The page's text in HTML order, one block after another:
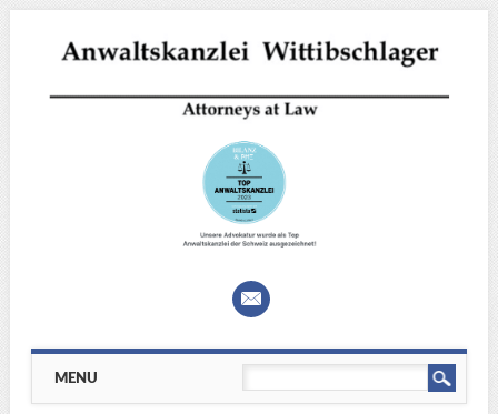
Main menu
MENU